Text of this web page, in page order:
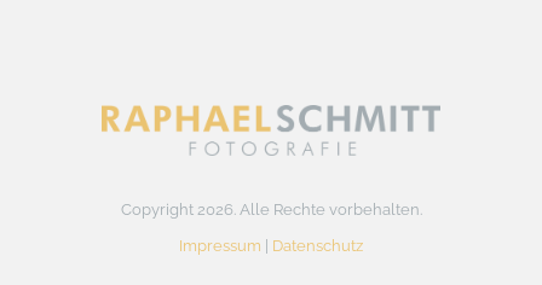
Copyright 2026. Alle Rechte vorbehalten.
Impressum
Datenschutz